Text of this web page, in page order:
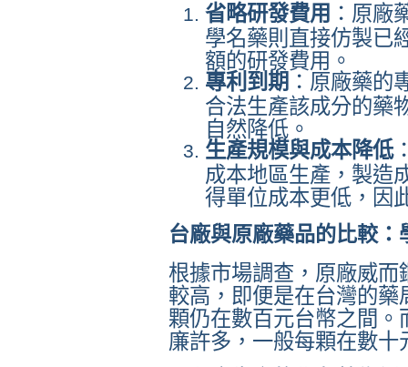
省略研發費用 ：原廠
學名藥則直接仿製已
額的研發費用。
專利到期 ：原廠藥的
合法生產該成分的藥
自然降低。
生產規模與成本降低
成本地區生產，製造
得單位成本更低，因
台廠與原廠藥品的比較
根據市場調查，原廠威
較高，即便是在台灣的
顆仍在數百元台幣之間
廉許多，一般每顆在數